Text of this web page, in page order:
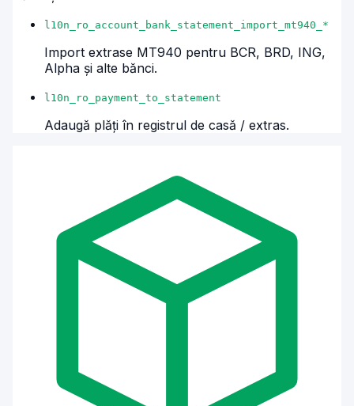
l10n_ro_account_bank_statement_import_mt940_*
Import extrase MT940 pentru BCR, BRD, ING,
Alpha și alte bănci.
l10n_ro_payment_to_statement
Adaugă plăți în registrul de casă / extras.